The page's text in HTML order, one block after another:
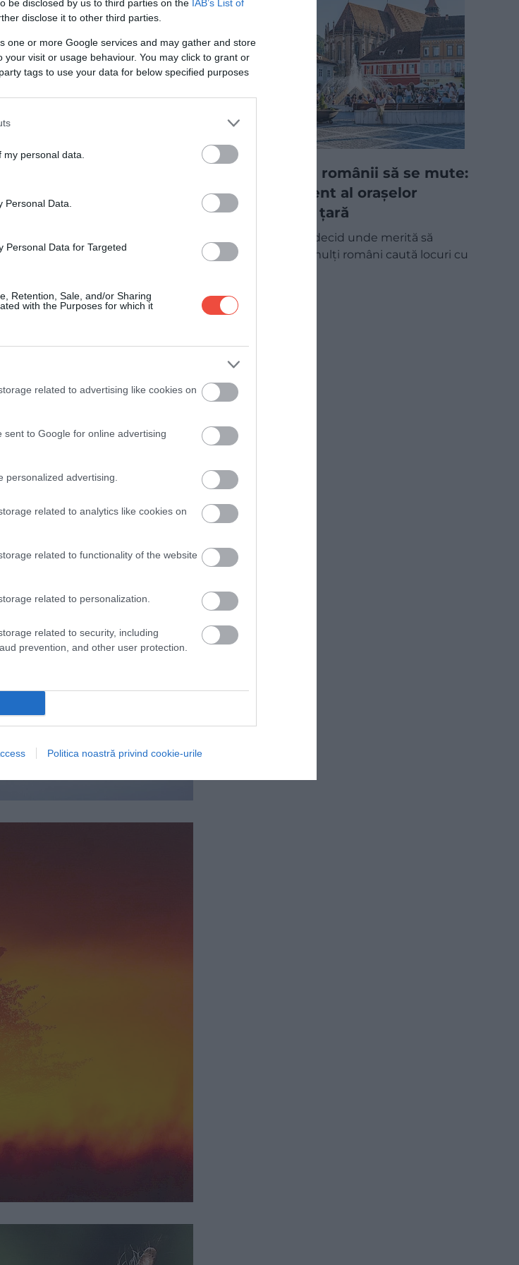
be disclosed by us to third parties on the IAB’s List of
disclose it to other third parties.
one or more Google services and may gather and store
visit or usage behaviour. You may click to grant or
tags to use your data for below specified purposes
personal data.
Data.
Personal Data for Targeted
Retention, Sale, and/or Sharing
with the Purposes for which it
related to advertising like cookies on
to Google for online advertising
personalized advertising.
related to analytics like cookies on
related to functionality of the website
related to personalization.
related to security, including
prevention, and other user protection.
Politica noastră privind cookie-urile
Unde ar vrea românii să se mute:
noul clasament al orașelor
atractive din țară
Nu doar salariile decid unde merită să
trăiești. Tot mai mulți români caută locuri cu
INTERN